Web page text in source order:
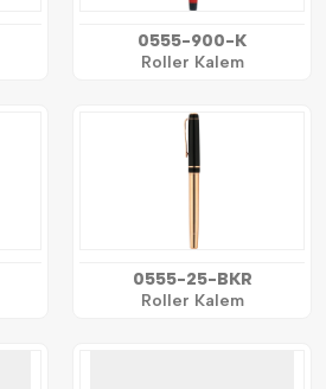
0555-900-K
Roller Kalem
0555-25-BKR
Roller Kalem